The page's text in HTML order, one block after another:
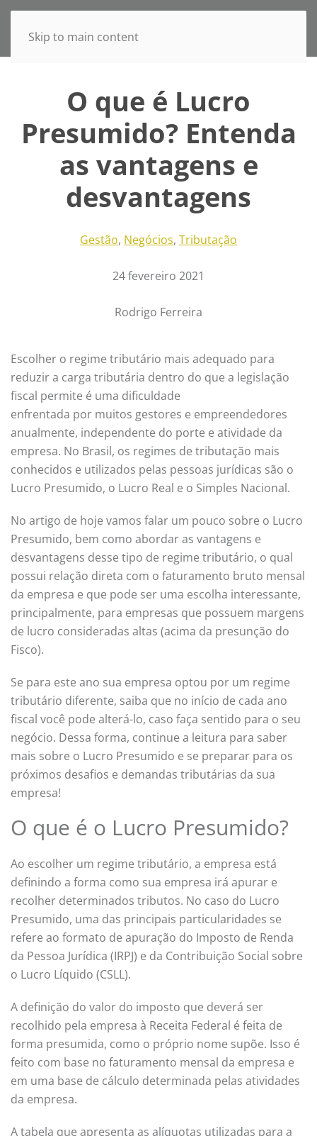
Skip to main content
O que é Lucro
Presumido? Entenda
as vantagens e
desvantagens
Gestão, Negócios, Tributação
24 fevereiro 2021
Rodrigo Ferreira
Escolher o regime tributário mais adequado para
reduzir a carga tributária dentro do que a legislação
fiscal permite é uma dificuldade
enfrentada por muitos gestores e empreendedores
anualmente, independente do porte e atividade da
empresa. No Brasil, os regimes de tributação mais
conhecidos e utilizados pelas pessoas jurídicas são o
Lucro Presumido, o Lucro Real e o Simples Nacional.
No artigo de hoje vamos falar um pouco sobre o Lucro
Presumido, bem como abordar as vantagens e
desvantagens desse tipo de regime tributário, o qual
possui relação direta com o faturamento bruto mensal
da empresa e que pode ser uma escolha interessante,
principalmente, para empresas que possuem margens
de lucro consideradas altas (acima da presunção do
Fisco).
Se para este ano sua empresa optou por um regime
tributário diferente, saiba que no início de cada ano
fiscal você pode alterá-lo, caso faça sentido para o seu
negócio. Dessa forma, continue a leitura para saber
mais sobre o Lucro Presumido e se preparar para os
próximos desafios e demandas tributárias da sua
empresa!
O que é o Lucro Presumido?
Ao escolher um regime tributário, a empresa está
definindo a forma como sua empresa irá apurar e
recolher determinados tributos. No caso do Lucro
Presumido, uma das principais particularidades se
refere ao formato de apuração do Imposto de Renda
da Pessoa Jurídica (IRPJ) e da Contribuição Social sobre
o Lucro Líquido (CSLL).
A definição do valor do imposto que deverá ser
recolhido pela empresa à Receita Federal é feita de
forma presumida, como o próprio nome supõe. Isso é
feito com base no faturamento mensal da empresa e
em uma base de cálculo determinada pelas atividades
da empresa.
A tabela que apresenta as alíquotas utilizadas para a